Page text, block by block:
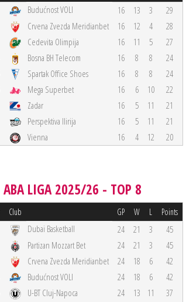
Budućnost VOLI 16 13 3
29
Crvena Zvezda Meridianbet 16 12 4
28
Cedevita Olimpija 16 11 5
27
Bosna BH Telecom 16 8 8
24
Spartak Office Shoes 16 8 8
24
Mega Superbet 16 6 10
22
Zadar 16 5 11
21
Perspektiva Ilirija 16 5 11
21
Vienna 16 4 12 20
ABA LIGA 2025/26 - TOP 8
Club GP W L Points
Dubai Basketball 24 21 3
45
Partizan Mozzart Bet 24 21 3
45
Crvena Zvezda Meridianbet 24 18 6
42
Budućnost VOLI 24 18 6
42
U-BT Cluj-Napoca 24 13 11
37